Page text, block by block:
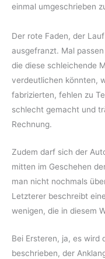
einmal umgeschrieben
Der rote Faden, der
ausgefranzt. Mal
die diese schleichende
verdeutlichen könnten,
fabrizierten, fehlen zu
schlecht gemacht und
Rechnung.
Zudem darf sich der
mitten im Geschehen
man nicht nochmals
Letzterer beschreibt
wenigen, die in diesem
Bei Ersteren, ja, es wird
beschrieben, der